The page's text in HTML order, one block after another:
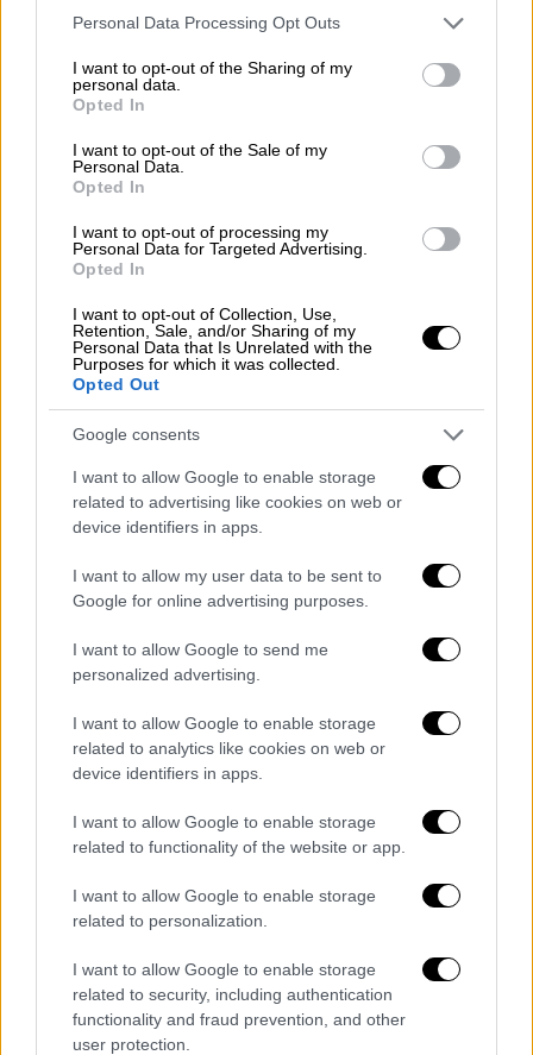
Please note that this website/app uses one or more Google
not limited to your visit or usage behaviour. You may click to
grant or deny consent to Google and its third-party tags to
use your data for below specified purposes in below Google
consent section.
Personal Data Processing Opt Outs
I want to opt-out of the Sharing of my
personal data.
Opted In
I want to opt-out of the Sale of my
Personal Data.
Opted In
I want to opt-out of processing my
Personal Data for Targeted Advertising.
Opted In
I want to opt-out of Collection, Use,
Retention, Sale, and/or Sharing of my
Personal Data that Is Unrelated with the
Purposes for which it was collected.
Opted Out
Google consents
I want to allow Google to enable storage
related to advertising like cookies on web or
device identifiers in apps.
I want to allow my user data to be sent to
Google for online advertising purposes.
I want to allow Google to send me
personalized advertising.
I want to allow Google to enable storage
related to analytics like cookies on web or
device identifiers in apps.
I want to allow Google to enable storage
related to functionality of the website or app.
I want to allow Google to enable storage
related to personalization.
I want to allow Google to enable storage
related to security, including authentication
functionality and fraud prevention, and other
user protection.
Αθλητισμός|22.01.2022 20:30
Premier League: Νίκη με buzzer
beater του Ράσφορντ η Γιουνάιτεντ -
Σοκαριστικός τραυματισμός στο
Μπρέντφορντ - Γουλβς
Αθλητισμός
Πέρασε δύσκολα απ' τη Νίκαια ο
Παναθηναϊκός με ωραίο γκολ του
Αϊτόρ
Αθλητισμός|22.01.2022 19:18
Super League: Καταιγιστικός
Παναιτωλικός πέρασε κι απ' την έδρα
του ΟΦΗ με 4άρα!
Οι Άγιοι αιφνιδίασαν τη Σίτι στο ξεκίνημα
της αναμέτρησης με γκολ του Γουόκερ-
Πίτερς στο 7'. Η Σίτι ισοφάρισε στο 65' με
τον Λαπόρτ αλλά δεν μπόρεσε να φτάσει στο
τρίποντο. Ως εκ τούτου, η διαφορά απ' τη
οι Κόκκινοι έχουν δύο ματς λιγότερα κάτι
που σημαίνει ότι έχουν ελπίδες να μειώσουν
ακόμη και στους έξι βαθμούς, εφόσον βέβαια
νικήσουν τα δύο ματς, το πρώτο εκ των
οποίων είναι την Κυριακή (23/1) στην έδρα
της Κρίσταλ Πάλας.